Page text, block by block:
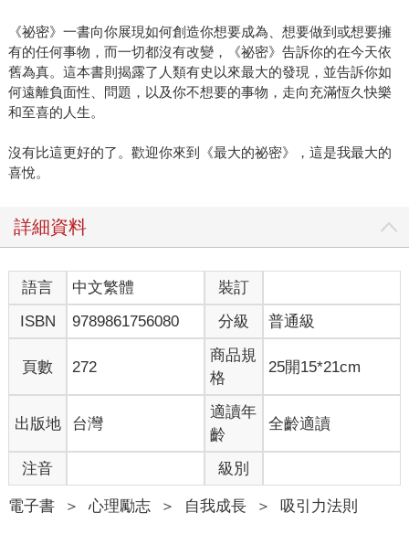
《祕密》一書向你展現如何創造你想要成為、想要做到或想要擁
有的任何事物，而一切都沒有改變，《祕密》告訴你的在今天依
舊為真。這本書則揭露了人類有史以來最大的發現，並告訴你如
何遠離負面性、問題，以及你不想要的事物，走向充滿恆久快樂
和至喜的人生。
沒有比這更好的了。歡迎你來到《最大的祕密》，這是我最大的
喜悅。
詳細資料
語言 中文繁體
裝訂
ISBN
9789861756080 分級 普通級
頁數 272
商品規
格
25開15*21cm
出版地 台灣
適讀年
齡
全齡適讀
注音 級別
電子書 ＞ 心理勵志 ＞ 自我成長 ＞ 吸引力法則